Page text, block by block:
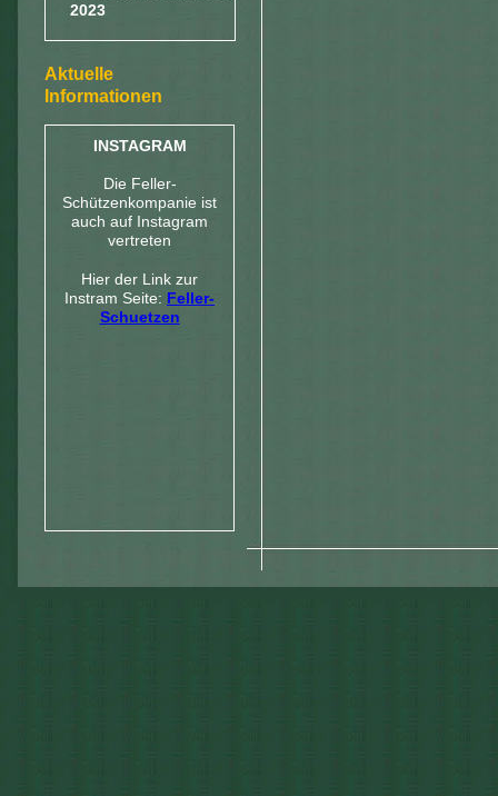
2023
Aktuelle
Informationen
INSTAGRAM
Die Feller-
Schützenkompanie ist
auch auf Instagram
vertreten
Hier der Link zur
Instram Seite: Feller-
Schuetzen